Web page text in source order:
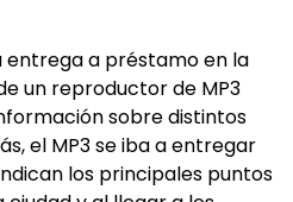
entrega a préstamo en la
un reproductor de MP3
sobre distintos
el MP3 se iba a entregar
los principales puntos